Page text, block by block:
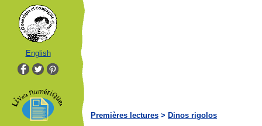
English
Premières lectures > Dinos rigolos